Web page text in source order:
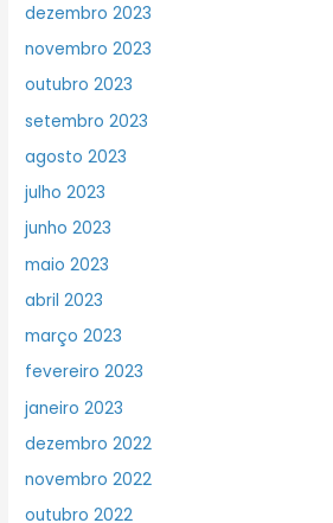
dezembro 2023
novembro 2023
outubro 2023
setembro 2023
agosto 2023
julho 2023
junho 2023
maio 2023
abril 2023
março 2023
fevereiro 2023
janeiro 2023
dezembro 2022
novembro 2022
outubro 2022